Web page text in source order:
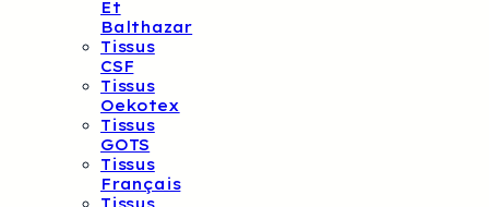
Et
Balthazar
Tissus
CSF
Tissus
Oekotex
Tissus
GOTS
Tissus
Français